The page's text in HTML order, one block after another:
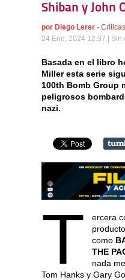
Shiban y John
por Diego Lerer - Críticas
24 Ene, 2024 12:37 | Sin
Basada en el libro
Miller esta serie
100th Bomb Group
peligrosos
nazi.
T
ercera
como
THE
nada
Tom Hanks y Gary